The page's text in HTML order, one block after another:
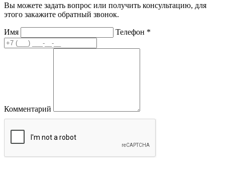
Вы можете задать вопрос или получить консультацию, для
этого закажите обратный звонок.
Имя Телефон *
Комментарий